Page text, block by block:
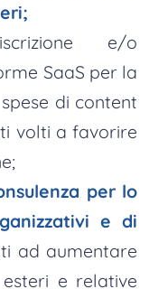
e/o
SaaS per la
di content
volti a favorire
per lo
e di
ad aumentare
e relative